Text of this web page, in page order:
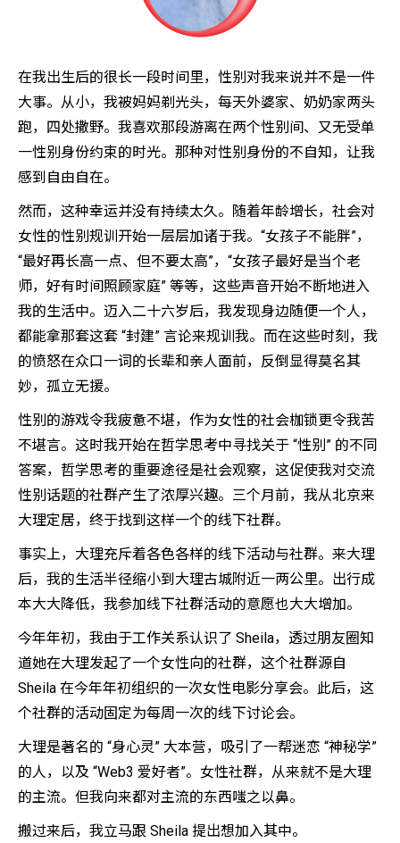
在我出生后的很长一段时间里，性别对我来说并不是一件
大事。从小，我被妈妈剃光头，每天外婆家、奶奶家两头
跑，四处撒野。我喜欢那段游离在两个性别间、又无受单
一性别身份约束的时光。那种对性别身份的不自知，让我
感到自由自在。
然而，这种幸运并没有持续太久。随着年龄增长，社会对
女性的性别规训开始一层层加诸于我。“女孩子不能胖”，
“最好再长高一点、但不要太高”，“女孩子最好是当个老
师，好有时间照顾家庭” 等等，这些声音开始不断地进入
我的生活中。迈入二十六岁后，我发现身边随便一个人，
都能拿那套这套 “封建” 言论来规训我。而在这些时刻，我
的愤怒在众口一词的长辈和亲人面前，反倒显得莫名其
妙，孤立无援。
性别的游戏令我疲惫不堪，作为女性的社会枷锁更令我苦
不堪言。这时我开始在哲学思考中寻找关于 “性别” 的不同
答案，哲学思考的重要途径是社会观察，这促使我对交流
性别话题的社群产生了浓厚兴趣。三个月前，我从北京来
大理定居，终于找到这样一个的线下社群。
事实上，大理充斥着各色各样的线下活动与社群。来大理
后，我的生活半径缩小到大理古城附近一两公里。出行成
本大大降低，我参加线下社群活动的意愿也大大增加。
今年年初，我由于工作关系认识了 Sheila，透过朋友圈知
道她在大理发起了一个女性向的社群，这个社群源自
Sheila 在今年年初组织的一次女性电影分享会。此后，这
个社群的活动固定为每周一次的线下讨论会。
大理是著名的 “身心灵” 大本营，吸引了一帮迷恋 “神秘学”
的人，以及 “Web3 爱好者”。女性社群，从来就不是大理
的主流。但我向来都对主流的东西嗤之以鼻。
搬过来后，我立马跟 Sheila 提出想加入其中。